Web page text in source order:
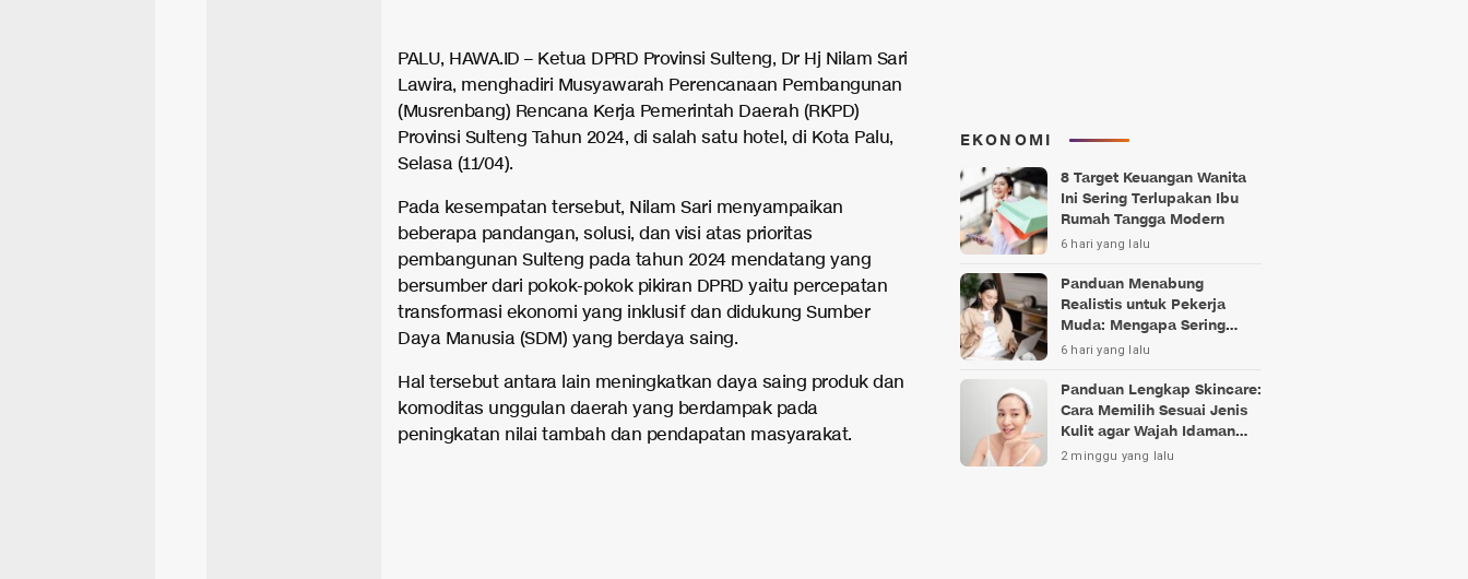
PALU, HAWA.ID – Ketua DPRD Provinsi Sulteng, Dr Hj Nilam Sari
Lawira, menghadiri Musyawarah Perencanaan Pembangunan
(Musrenbang) Rencana Kerja Pemerintah Daerah (RKPD)
Provinsi Sulteng Tahun 2024, di salah satu hotel, di Kota Palu,
Selasa (11/04).
Pada kesempatan tersebut, Nilam Sari menyampaikan
beberapa pandangan, solusi, dan visi atas prioritas
pembangunan Sulteng pada tahun 2024 mendatang yang
bersumber dari pokok-pokok pikiran DPRD yaitu percepatan
transformasi ekonomi yang inklusif dan didukung Sumber
Daya Manusia (SDM) yang berdaya saing.
Hal tersebut antara lain meningkatkan daya saing produk dan
komoditas unggulan daerah yang berdampak pada
peningkatan nilai tambah dan pendapatan masyarakat.
EKONOMI
8 Target Keuangan Wanita
Ini Sering Terlupakan Ibu
Rumah Tangga Modern
6 hari yang lalu
Panduan Menabung
Realistis untuk Pekerja
Muda: Mengapa Sering
Gagal?
6 hari yang lalu
Panduan Lengkap Skincare:
Cara Memilih Sesuai Jenis
Kulit agar Wajah Idaman
Bukan Sekadar Mimpi
2 minggu yang lalu